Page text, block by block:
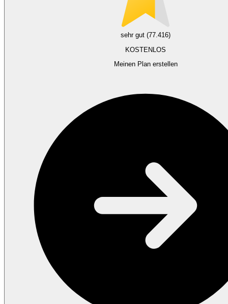
sehr gut (77.416)
KOSTENLOS
Meinen Plan erstellen